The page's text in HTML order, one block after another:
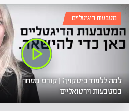
מטבעות דיגיטליים
למה ללמוד ביטקוין? | קורס מסחר
במטבעות וירטואליים